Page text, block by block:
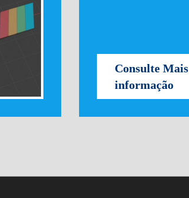
Consulte Mais
informação